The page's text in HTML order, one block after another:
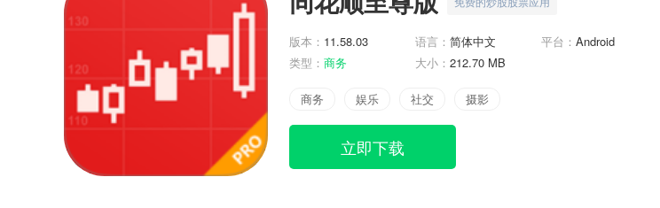
版本： 11.58.03 语言： 简体中文 平台： Android
类型： 商务 大小： 212.70 MB
商务 娱乐 社交 摄影
立即下载